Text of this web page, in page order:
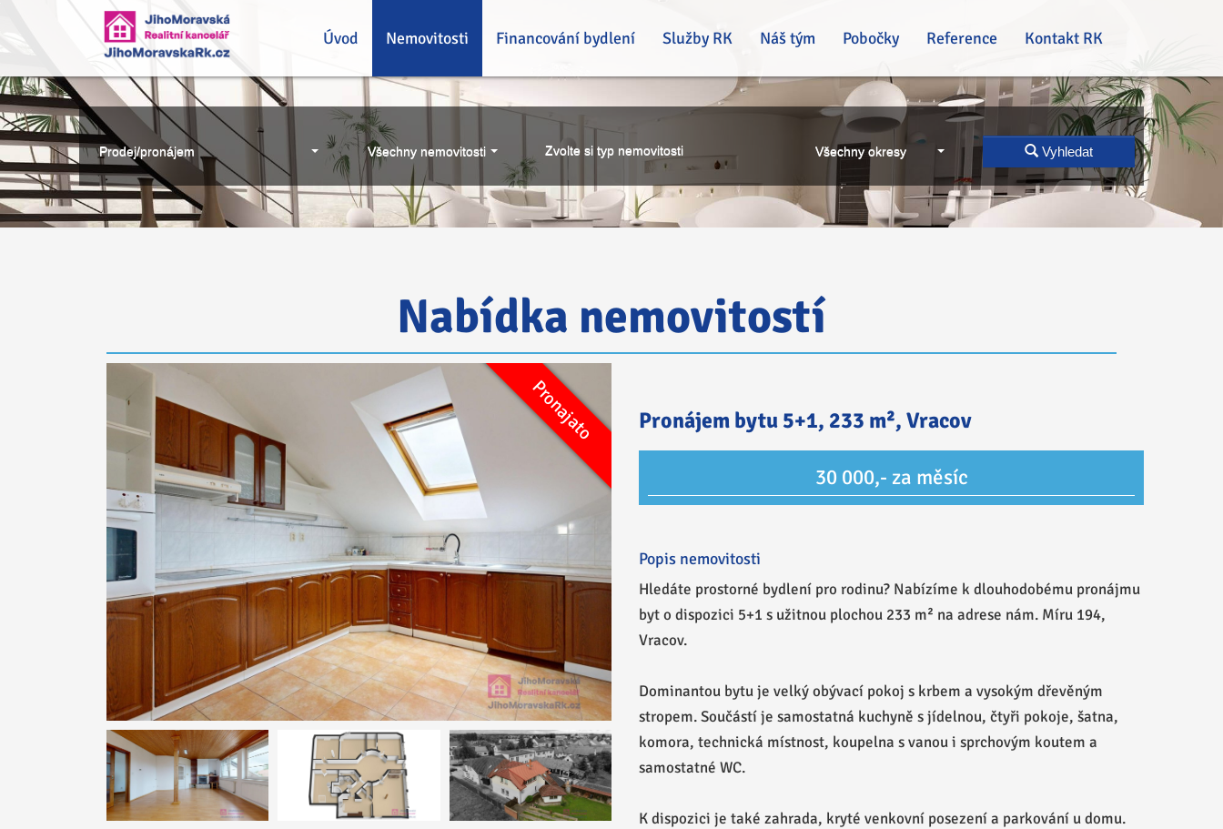
Úvod Nemovitosti Financování bydlení Služby RK Náš tým Pobočky Reference Kontakt RK
Prodej/pronájem Všechny nemovitosti Zvolte si typ nemovitosti Všechny okresy Vyhledat
Nabídka nemovitostí
Pronájem
Pronajato Pronájem bytu 5+1, 233 m², Vracov
30 000,- za měsíc
Popis nemovitosti
Hledáte prostorné bydlení pro rodinu? Nabízíme k dlouhodobému pronájmu
byt o dispozici 5+1 s užitnou plochou 233 m² na adrese nám. Míru 194,
Vracov.
Dominantou bytu je velký obývací pokoj s krbem a vysokým dřevěným
stropem. Součástí je samostatná kuchyně s jídelnou, čtyři pokoje, šatna,
komora, technická místnost, koupelna s vanou i sprchovým koutem a
samostatné WC.
K dispozici je také zahrada, kryté venkovní posezení a parkování u domu.